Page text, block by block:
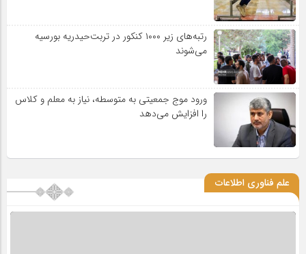
رتبه‌های زیر ۱۰۰۰ کنکور در تربت‌حیدریه بورسیه
می‌شوند
ورود موج جمعیتی به متوسطه، نیاز به معلم و کلاس
را افزایش می‌دهد
علم فناوری اطلاعات